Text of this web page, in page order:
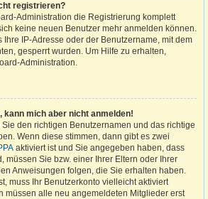
registrieren?
Administration die Registrierung komplett
keine neuen Benutzer mehr anmelden können.
Ihre IP-Adresse oder der Benutzername, mit dem
gesperrt wurden. Um Hilfe zu erhalten,
Administration.
kann mich aber nicht anmelden!
den richtigen Benutzernamen und das richtige
Wenn diese stimmen, dann gibt es zwei
aktiviert ist und Sie angegeben haben, dass
müssen Sie bzw. einer Ihrer Eltern oder Ihrer
Anweisungen folgen, die Sie erhalten haben.
muss Ihr Benutzerkonto vielleicht aktiviert
müssen alle neu angemeldeten Mitglieder erst